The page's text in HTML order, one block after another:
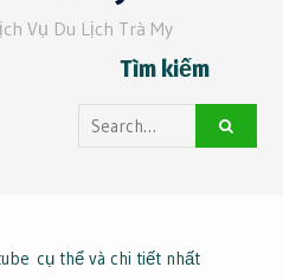
Vụ Du Lịch Trà My
Tìm kiếm
Search
for:
cụ thể và chi tiết nhất